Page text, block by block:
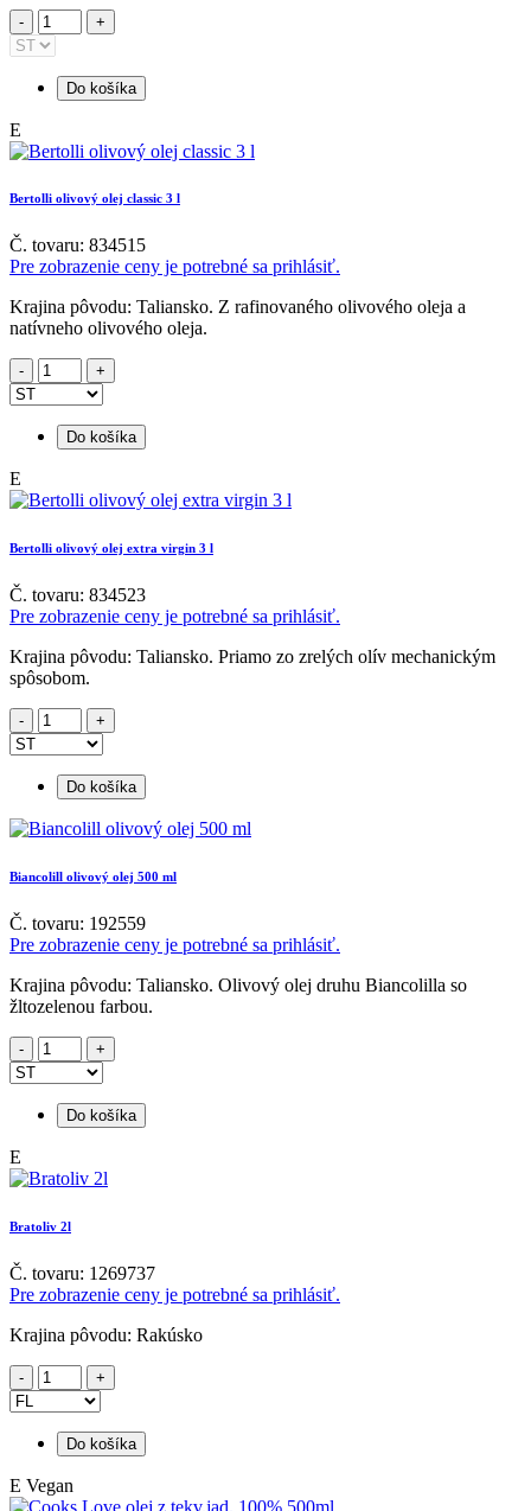
Do košíka
E
Bertolli olivový olej classic 3 l
Č. tovaru: 834515
Pre zobrazenie ceny je potrebné sa prihlásiť.
Krajina pôvodu: Taliansko. Z rafinovaného olivového oleja a
natívneho olivového oleja.
Do košíka
E
Bertolli olivový olej extra virgin 3 l
Č. tovaru: 834523
Pre zobrazenie ceny je potrebné sa prihlásiť.
Krajina pôvodu: Taliansko. Priamo zo zrelých olív mechanickým
spôsobom.
Do košíka
Biancolill olivový olej 500 ml
Č. tovaru: 192559
Pre zobrazenie ceny je potrebné sa prihlásiť.
Krajina pôvodu: Taliansko. Olivový olej druhu Biancolilla so
žltozelenou farbou.
Do košíka
E
Bratoliv 2l
Č. tovaru: 1269737
Pre zobrazenie ceny je potrebné sa prihlásiť.
Krajina pôvodu: Rakúsko
Do košíka
E Vegan